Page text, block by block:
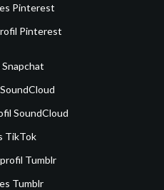
Pinterest
Pinterest
SoundCloud
TikTok
Tumblr
Tumblr